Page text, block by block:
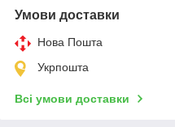
Умови доставки
Нова Пошта
Укрпошта
Всі умови доставки